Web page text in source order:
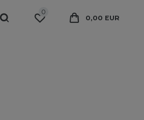
0
0,00 EUR